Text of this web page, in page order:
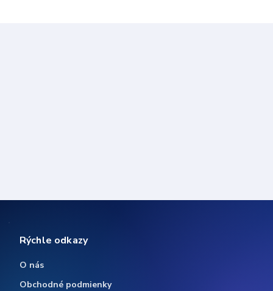
Rýchle odkazy
O nás
Obchodné podmienky